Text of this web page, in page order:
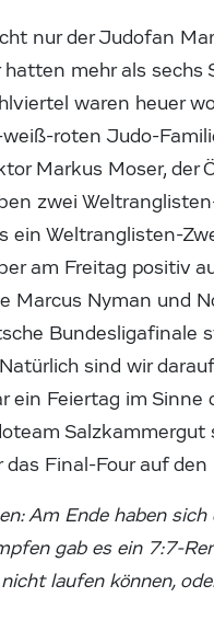
nur der Judofan
mehr als
waren heuer
roten Judo-
Markus Moser,
zwei
ein Weltranglisten-
am Freitag positiv
Marcus Nyman und
Bundesligafinale
sind wir
ein Feiertag im
Final-Four auf den
Am Ende haben
gab es ein 7:7-
laufen können,